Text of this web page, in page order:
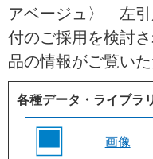
アベージュ〉 左
付のご採用を検討
品の情報がご覧い
各種データ・ライブラ
画像